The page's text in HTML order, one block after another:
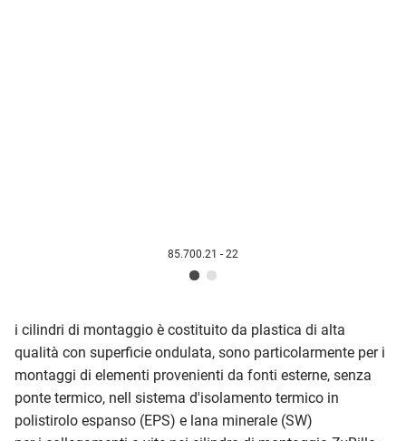
85.700.21 - 22
i cilindri di montaggio è costituito da plastica di alta
qualità con superficie ondulata, sono particolarmente per i
montaggi di elementi provenienti da fonti esterne, senza
ponte termico, nell sistema d'isolamento termico in
polistirolo espanso (EPS) e lana minerale (SW)